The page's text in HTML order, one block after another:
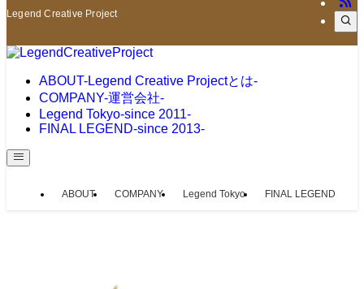
Legend Creative Project
ABOUT-Legend Creative Projectとは-
COMPANY-運営会社-
Legend Tokyo-since 2011-
FINAL LEGEND-since 2013-
ABOUT COMPANY Legend Tokyo FINAL LEGEND